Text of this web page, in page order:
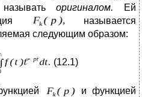
оригиналом. Ей
называется
следующим образом:
(12.1)
и функцией